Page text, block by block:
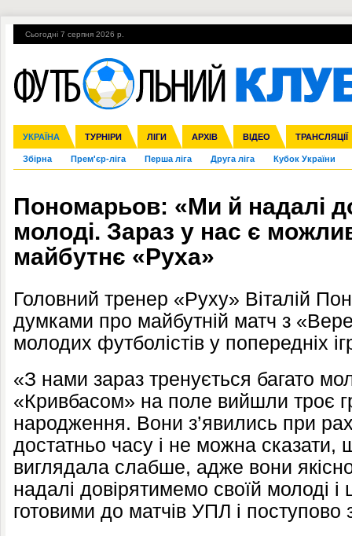
Сьогодні 7 серпня 2026 р.
УКРАЇНА ТУРНІРИ ЛІГИ АРХІВ ВІДЕО ТРАНСЛЯЦІЇ
Збірна Прем'єр-ліга Перша ліга Друга ліга Кубок України
Ліга чемпіонів Ліга Європи Міжнародні Ліга націй Ліга
Англія Іспанія Італія Німеччина Франція Інші
ЧС-2014 ЄВРО-2016 Росія Кубок конфедерацій ЧЄ-2015 (U-
Гарячі теми УПЛ, 1-й тур ВІЙНА УПЛ-ПЕРЕХОДИ
Пономарьов: «Ми й надалі
молоді. Зараз у нас є
майбутнє «Руха»
Головний тренер «Руху» Віталій
думками про майбутній матч з
молодих футболістів у попередніх
«З нами зараз тренується багато
«Кривбасом» на поле вийшли троє
народження. Вони з’явились при
достатньо часу і не можна
виглядала слабше, адже вони
надалі довірятимемо своїй молоді і
готовими до матчів УПЛ і поступово